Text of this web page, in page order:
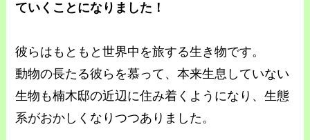
ていくことになりました！
彼らはもともと世界中を旅する生き物です。
動物の長たる彼らを慕って、本来生息していない
生物も楠木邸の近辺に住み着くようになり、生態
系がおかしくなりつつありました。